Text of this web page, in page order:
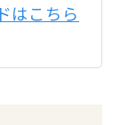
はこちら